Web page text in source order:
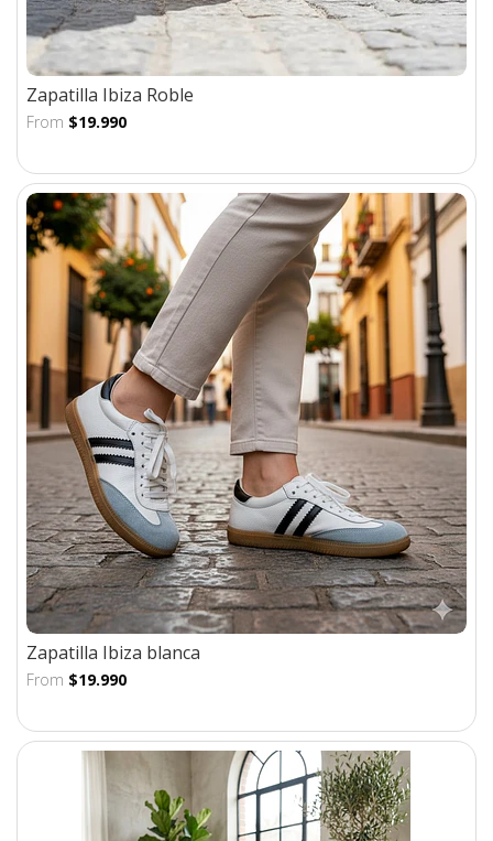
Zapatilla Ibiza Roble
From $19.990
Zapatilla Ibiza blanca
From $19.990